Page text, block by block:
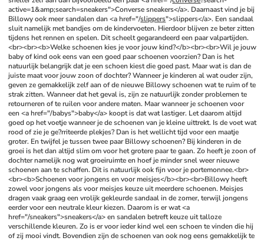
active=1&amp;search=sneakers">Converse sneakers</a>. Daarnaast vind je bij
Billowy ook meer sandalen dan <a href="/slippers">slippers</a>. Een sandaal
sluit namelijk met bandjes om de kindervoeten. Hierdoor blijven ze beter zitten
tijdens het rennen en spelen. Dit scheelt gegarandeerd een paar valpartijden.
<br><br><b>Welke schoenen kies je voor jouw kind?</b><br><br>Wil je jouw
baby of kind ook eens van een goed paar schoenen voorzien? Dan is het
natuurlijk belangrijk dat je een schoen kiest die goed past. Maar wat is dan de
juiste maat voor jouw zoon of dochter? Wanneer je kinderen al wat ouder zijn,
geven ze gemakkelijk zelf aan of de nieuwe Billowy schoenen wat te ruim of te
strak zitten. Wanneer dat het geval is, zijn ze natuurlijk zonder problemen te
retourneren of te ruilen voor andere maten. Maar wanneer je schoenen voor
een <a href="/babys">baby</a> koopt is dat wat lastiger. Let daarom altijd
goed op het voetje wanneer je de schoenen van je kleine uittrekt. Is de voet wat
rood of zie je ge?rriteerde plekjes? Dan is het wellicht tijd voor een maatje
groter. En twijfel je tussen twee paar Billowy schoenen? Bij kinderen in de
groei is het dan altijd slim om voor het grotere paar te gaan. Zo heeft je zoon of
dochter namelijk nog wat groeiruimte en hoef je minder snel weer nieuwe
schoenen aan te schaffen. Dit is natuurlijk ook fijn voor je portemonnee.<br>
<br><b>Schoenen voor jongens en voor meisjes</b><br><br>Billowy heeft
zowel voor jongens als voor meisjes keuze uit meerdere schoenen. Meisjes
dragen vaak graag een vrolijk gekleurde sandaal in de zomer, terwijl jongens
eerder voor een neutrale kleur kiezen. Daarom is er wat <a
href="/sneakers">sneakers</a> en sandalen betreft keuze uit talloze
verschillende kleuren. Zo is er voor ieder kind wel een schoen te vinden die hij
of zij mooi vindt. Bovendien zijn de schoenen van ook nog eens gemakkelijk te